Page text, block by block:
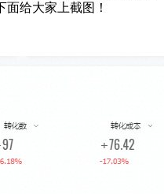
给大家上截图！